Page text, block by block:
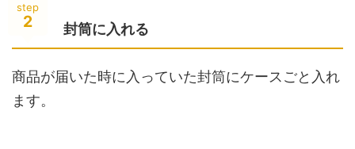
step
2 封筒に入れる
商品が届いた時に入っていた封筒にケースごと入れ
ます。